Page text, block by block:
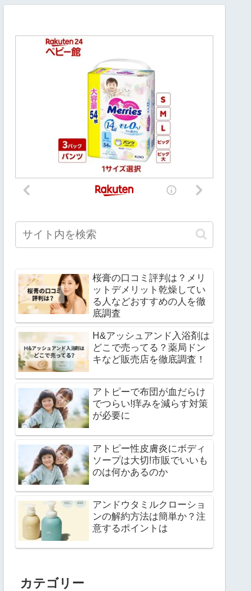
桜膏の口コミ評判は？メリ
ットデメリット乾燥してい
る人などおすすめの人を徹
底調査
H&アッシュアンド入浴剤は
どこで売ってる？薬局ドン
キなど販売店を徹底調査！
アトピーで布団が血だらけ
でつらい!痒みを減らす対策
が必要に
アトピー性皮膚炎にボディ
ソープは大切!市販でいいも
のは何かあるのか
アンドウタミルクローショ
ンの解約方法は簡単か？注
意するポイントは
カテゴリー